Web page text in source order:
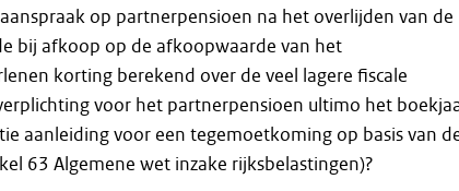
op partnerpensioen na het overlijden van de
bij afkoop op de afkoopwaarde van het
korting berekend over de veel lagere fiscale
voor het partnerpensioen ultimo het
aanleiding voor een tegemoetkoming op basis van
63 Algemene wet inzake rijksbelastingen)?